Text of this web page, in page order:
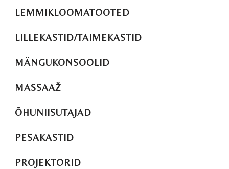
LEMMIKLOOMATOOTED
LILLEKASTID/TAIMEKASTID
MÄNGUKONSOOLID
MASSAAŽ
ÕHUNIISUTAJAD
PESAKASTID
PROJEKTORID